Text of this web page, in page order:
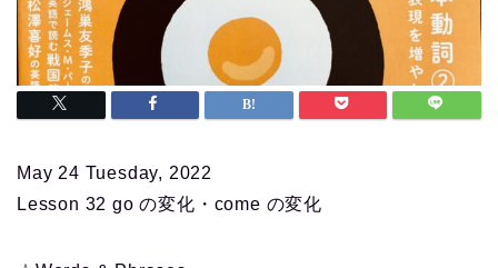
May 24 Tuesday, 2022
Lesson 32 go の変化・come の変化